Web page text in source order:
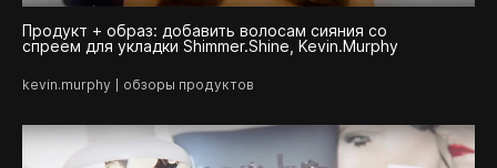
Продукт + образ: добавить волосам сияния со
спреем для укладки Shimmer.Shine, Kevin.Murphy
kevin.murphy обзоры продуктов